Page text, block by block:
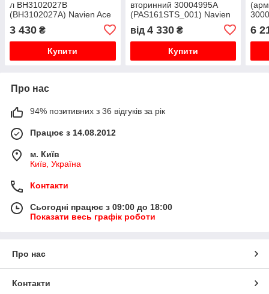
л BH3102027B
(BH3102027A) Navien Ace
ATMO 13A, 16A, 20A, 24A
3 430 ₴
Купити
вторинний 30004995A
(PAS161STS_001) Navien
Ace ATMO 13A, 16A, Ace
TURBO, Deluxe Coaxial
10К, 13K, 16К, 20К
від 4 330₴
Купити
6
Про нас
94% позитивних з 36 відгуків за рік
Працює з 14.08.2012
м. Київ
Київ, Україна
Контакти
Сьогодні працює з 09:00 до 18:00
Показати весь графік роботи
Про нас
Контакти